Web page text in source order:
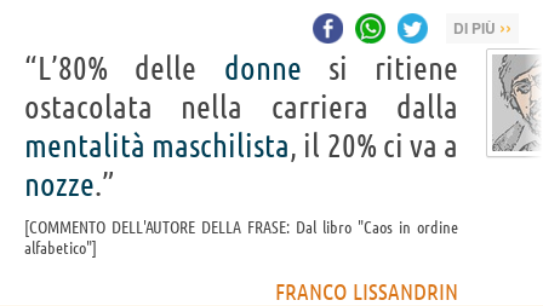
DI PIÙ ››
“L’80% delle donne si ritiene
ostacolata nella carriera dalla
mentalità maschilista, il 20% ci va a
nozze.”
COMMENTO DELL'AUTORE DELLA FRASE: Dal libro "Caos in ordine
alfabetico"
FRANCO LISSANDRIN